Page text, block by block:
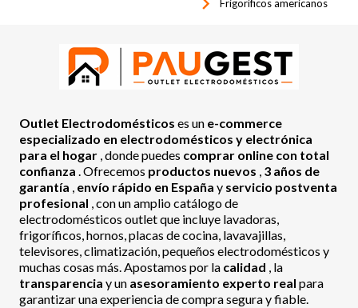
Frigoríficos americanos
Outlet Electrodomésticos es un e-commerce
especializado en electrodomésticos y electrónica
para el hogar , donde puedes comprar online con total
confianza . Ofrecemos productos nuevos , 3 años de
garantía , envío rápido en España y servicio postventa
profesional , con un amplio catálogo de
electrodomésticos outlet que incluye lavadoras,
frigoríficos, hornos, placas de cocina, lavavajillas,
televisores, climatización, pequeños electrodomésticos y
muchas cosas más. Apostamos por la calidad , la
transparencia y un asesoramiento experto real para
garantizar una experiencia de compra segura y fiable.